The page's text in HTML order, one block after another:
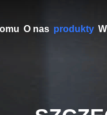
O nas produkty